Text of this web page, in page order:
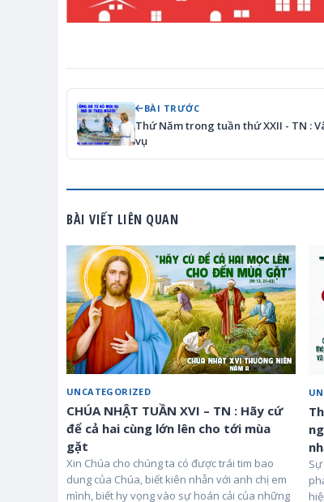
BÀI TRƯỚC
Thứ Năm trong tuần thứ XXII - TN :
vụ
BÀI VIẾT LIÊN QUAN
UNCATEGORIZED
CHÚA NHẬT TUẦN XVI – TN : Hãy cứ
để cả hai cùng lớn lên cho tới mùa
gặt
Xin Chúa cho chúng ta có được trái tim bao
dung của Chúa, biết kiên nhẫn với anh chị em
mình, biết hy vọng vào sự hoán cải của những